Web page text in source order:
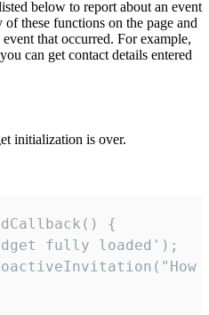
below to report about an event
these functions on the page and
that occurred. For example,
can get contact details entered
initialization is over.
{
fully loaded');